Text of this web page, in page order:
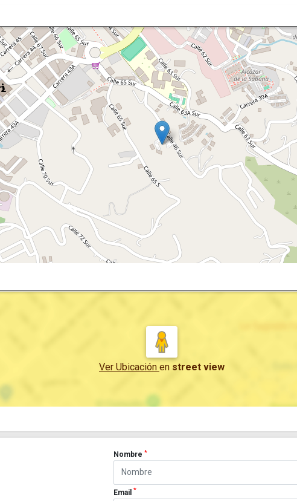
Ver Ubicación en street view
Nombre*
Email*